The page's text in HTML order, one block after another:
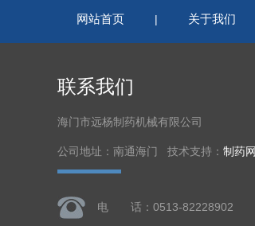
网站首页 | 关于我们
联系我们
海门市远杨制药机械有限公司
公司地址：南通海门 技术支持： 制药网
电 话：0513-82228902